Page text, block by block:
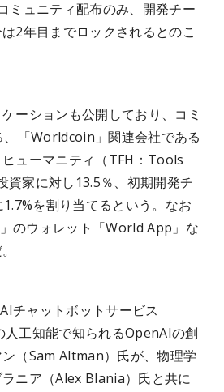
ミュニティ配布のみ、開発チー
2年目までロックされるとのこ
ーションも公開しており、コミ
、「Worldcoin」関連会社である
ューマニティ（TFH：Tools
家に対し13.5％、初期開発チ
を割り当てるという。なお
のウォレット「World App」な
チャットボットサービス
人工知能で知られるOpenAIの創
（Sam Altman）氏が、物理学
ニア（Alex Blania）氏と共に